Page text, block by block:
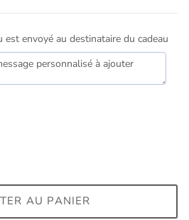
est envoyé au destinataire du cadeau
AU PANIER